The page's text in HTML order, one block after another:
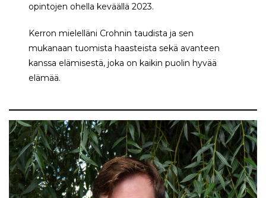
opintojen ohella keväällä 2023.
Kerron mielelläni Crohnin taudista ja sen
mukanaan tuomista haasteista sekä avanteen
kanssa elämisestä, joka on kaikin puolin hyvää
elämää.